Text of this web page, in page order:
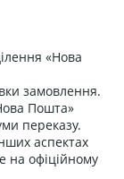
«Нова
замовлення.
Пошта»
переказу.
аспектах
на офіційному